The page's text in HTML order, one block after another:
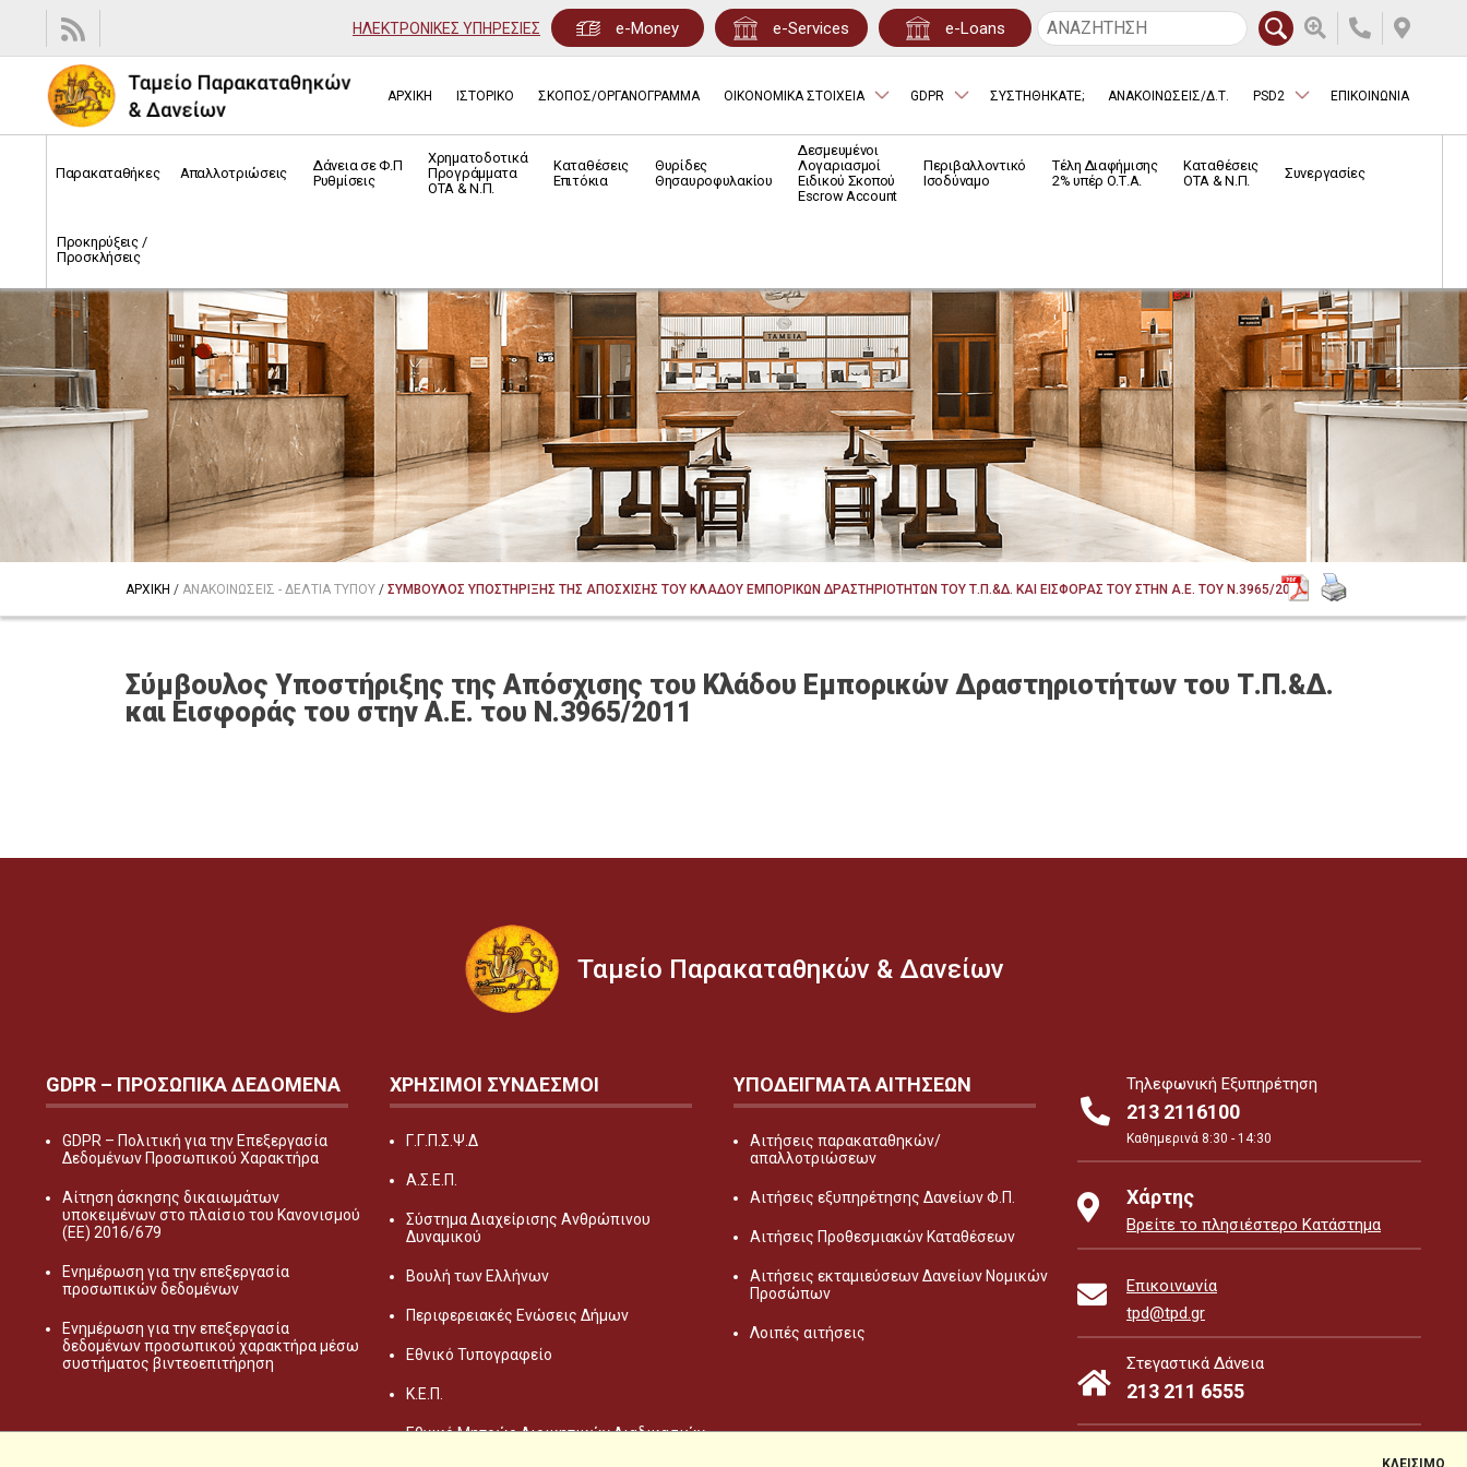
ΗΛΕΚΤΡΟΝΙΚΕΣ ΥΠΗΡΕΣΙΕΣ e-Money e-Services e-Loans
ΑΡΧΙΚΗ ΙΣΤΟΡΙΚΟ ΣΚΟΠΟΣ/ΟΡΓΑΝΟΓΡΑΜΜΑ ΟΙΚΟΝΟΜΙΚΑ ΣΤΟΙΧΕΙΑ GDPR ΣΥΣΤΗΘΗΚΑΤΕ; ΑΝΑΚΟΙΝΩΣΕΙΣ/Δ.Τ. PSD2 ΕΠΙΚΟΙΝΩΝΙΑ
Παρακαταθήκες Απαλλοτριώσεις
Δάνεια σε Φ.Π
Ρυθμίσεις
Χρηματοδοτικά
Προγράμματα
ΟΤΑ & Ν.Π.
Καταθέσεις
Επιτόκια
Θυρίδες
Θησαυροφυλακίου
Δεσμευμένοι
Λογαριασμοί
Ειδικού Σκοπού
Escrow Account
Περιβαλλοντικό
Ισοδύναμο
Τέλη Διαφήμισης
2% υπέρ Ο.Τ.Α.
Καταθέσεις
ΟΤΑ & Ν.Π.
Συνεργασίες
Προκηρύξεις /
Προσκλήσεις
ΑΡΧΙΚΗ / ΑΝΑΚΟΙΝΩΣΕΙΣ - ΔΕΛΤΙΑ ΤΥΠΟΥ/ ΣΥΜΒΟΥΛΟΣ ΥΠΟΣΤΗΡΙΞΗΣ ΤΗΣ ΑΠΟΣΧΙΣΗΣ ΤΟΥ ΚΛΑΔΟΥ ΕΜΠΟΡΙΚΩΝ ΔΡΑΣΤΗΡΙΟΤΗΤΩΝ ΤΟΥ Τ.Π.&Δ. ΚΑΙ ΕΙΣΦΟΡΑΣ ΤΟΥ ΣΤΗΝ Α.Ε. ΤΟΥ Ν.3965/2011
Σύμβουλος Υποστήριξης της Απόσχισης του Κλάδου Εμπορικών Δραστηριοτήτων του Τ.Π.&Δ.
και Εισφοράς του στην Α.Ε. του Ν.3965/2011
Ταμείο Παρακαταθηκών & Δανείων
GDPR – ΠΡΟΣΩΠΙΚA ΔΕΔΟΜEΝΑ
GDPR – Πολιτική για την Επεξεργασία
Δεδομένων Προσωπικού Χαρακτήρα
Αίτηση άσκησης δικαιωμάτων
υποκειμένων στο πλαίσιο του Κανονισμού
(ΕΕ) 2016/679
Ενημέρωση για την επεξεργασία
προσωπικών δεδομένων
Ενημέρωση για την επεξεργασία
δεδομένων προσωπικού χαρακτήρα μέσω
συστήματος βιντεοεπιτήρηση
ΧΡΗΣΙΜΟΙ ΣΥΝΔΕΣΜΟΙ
Γ.Γ.Π.Σ.Ψ.Δ
Α.Σ.Ε.Π.
Σύστημα Διαχείρισης Ανθρώπινου
Δυναμικού
Βουλή των Ελλήνων
Περιφερειακές Ενώσεις Δήμων
Εθνικό Τυπογραφείο
Κ.Ε.Π.
Εθνικό Μητρώο Διοικητικών Διαδικασιών
ΥΠΟΔΕΙΓΜΑΤΑ ΑΙΤΗΣΕΩΝ
Αιτήσεις παρακαταθηκών/
απαλλοτριώσεων
Αιτήσεις εξυπηρέτησης Δανείων Φ.Π.
Αιτήσεις Προθεσμιακών Καταθέσεων
Αιτήσεις εκταμιεύσεων Δανείων Νομικών
Προσώπων
Λοιπές αιτήσεις
Τηλεφωνική Εξυπηρέτηση
213 2116100
Καθημερινά 8:30 - 14:30
Χάρτης
Βρείτε το πλησιέστερο Κατάστημα
Επικοινωνία
tpd@tpd.gr
Στεγαστικά Δάνεια
213 211 6555
ΚΛΕΙΣΙΜΟ